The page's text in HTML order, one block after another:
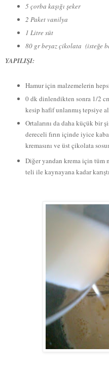
5 çorba kaşığı şeker
2 Paket vanilya
1 Litre süt
80 gr beyaz çikolata (isteğe
YAPILIŞI:
Hamur için malzemelerin
0 dk dinlendikten sonra 1/2
kesip hafif unlanmış tepsiye
Ortalarını da daha küçük bir
dereceli fırın içinde iyice
kremasını ve üst çikolata
Diğer yandan krema için tüm
teli ile kaynayana kadar